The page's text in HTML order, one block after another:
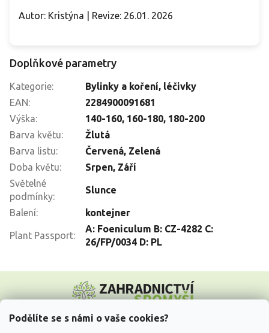
Podělíte se s námi o vaše cookies?
Autor: Kristýna | Revize: 26.01. 2026
Doplňkové parametry
Kategorie:
Bylinky a koření, léčivky
EAN:
2284900091681
Výška: 140-160, 160-180, 180-200
Barva květu:
Žlutá
Barva listu:
Červená, Zelená
Doba květu: Srpen, Září
Světelné
podmínky:
Slunce
Balení: kontejner
Plant Passport:
A: Foeniculum B: CZ-4282 C:
26/FP/0034 D: PL
p